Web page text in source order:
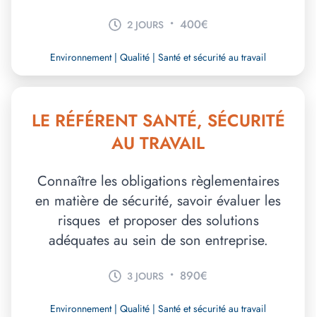
2 JOURS • 400€
Environnement | Qualité | Santé et sécurité au travail
LE RÉFÉRENT SANTÉ, SÉCURITÉ
AU TRAVAIL
Connaître les obligations règlementaires
en matière de sécurité, savoir évaluer les
risques et proposer des solutions
adéquates au sein de son entreprise.
3 JOURS • 890€
Environnement | Qualité | Santé et sécurité au travail